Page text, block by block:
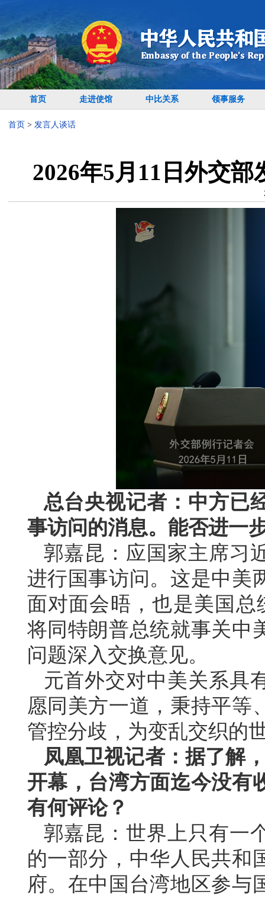
首页 走进使馆 中比关系 领事服务
首页 > 发言人谈话
2026年5月11日外交
总台央视记者：中方已
事访问的消息。能否进一
郭嘉昆：应国家主席习
进行国事访问。这是中美
面对面会晤，也是美国
将同特朗普总统就事关中
问题深入交换意见。
元首外交对中美关系具
愿同美方一道，秉持平等
管控分歧，为变乱交织的
凤凰卫视记者：据了解
开幕，台湾方面迄今没有
有何评论？
郭嘉昆：世界上只有一
的一部分，中华人民共和
府。在中国台湾地区参与